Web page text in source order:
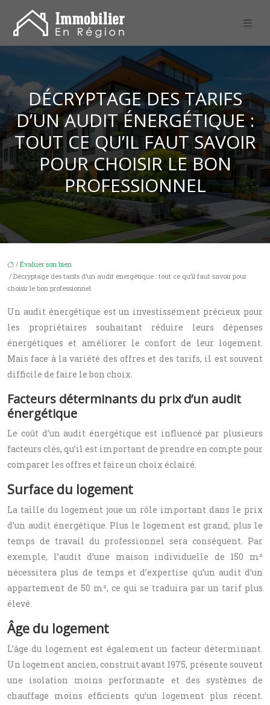
DÉCRYPTAGE DES TARIFS
D’UN AUDIT ÉNERGÉTIQUE :
TOUT CE QU’IL FAUT SAVOIR
POUR CHOISIR LE BON
PROFESSIONNEL
/ Évaluer son bien
/ Décryptage des tarifs d’un audit énergétique : tout ce qu’il faut savoir pour
choisir le bon professionnel
Un audit énergétique est un investissement précieux pour
les propriétaires souhaitant réduire leurs dépenses
énergétiques et améliorer le confort de leur logement.
Mais face à la variété des offres et des tarifs, il est souvent
difficile de faire le bon choix.
Facteurs déterminants du prix d’un audit
énergétique
Le coût d’un audit énergétique est influencé par plusieurs
facteurs clés, qu’il est important de prendre en compte pour
comparer les offres et faire un choix éclairé.
Surface du logement
La taille du logement joue un rôle important dans le prix
d’un audit énergétique. Plus le logement est grand, plus le
temps de travail du professionnel sera conséquent. Par
exemple, l’audit d’une maison individuelle de 150 m²
nécessitera plus de temps et d’expertise qu’un audit d’un
appartement de 50 m², ce qui se traduira par un tarif plus
élevé.
Âge du logement
L’âge du logement est également un facteur déterminant.
Un logement ancien, construit avant 1975, présente souvent
une isolation moins performante et des systèmes de
chauffage moins efficients qu’un logement plus récent.